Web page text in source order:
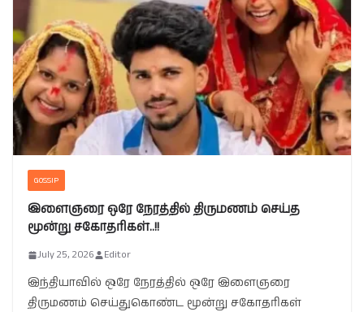
GOSSIP
இளைஞரை ஒரே நேரத்தில் திருமணம் செய்த
மூன்று சகோதரிகள்..!!
July 25, 2026 Editor
இந்தியாவில் ஒரே நேரத்தில் ஒரே இளைஞரை
திருமணம் செய்துகொண்ட மூன்று சகோதரிகள்